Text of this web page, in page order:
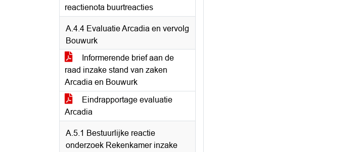
reactienota buurtreacties
A.4.4 Evaluatie Arcadia en vervolg
Bouwurk
Informerende brief aan de
raad inzake stand van zaken
Arcadia en Bouwurk
Eindrapportage evaluatie
Arcadia
A.5.1 Bestuurlijke reactie
onderzoek Rekenkamer inzake